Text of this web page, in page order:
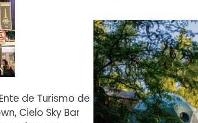
de Turismo de
Cielo Sky Bar